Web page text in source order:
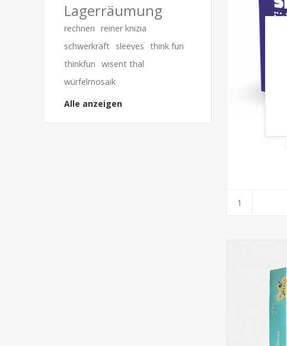
Lagerräumung
rechnen reiner knizia
schwerkraft sleeves think fun
thinkfun wisent thal
würfelmosaik
Alle anzeigen